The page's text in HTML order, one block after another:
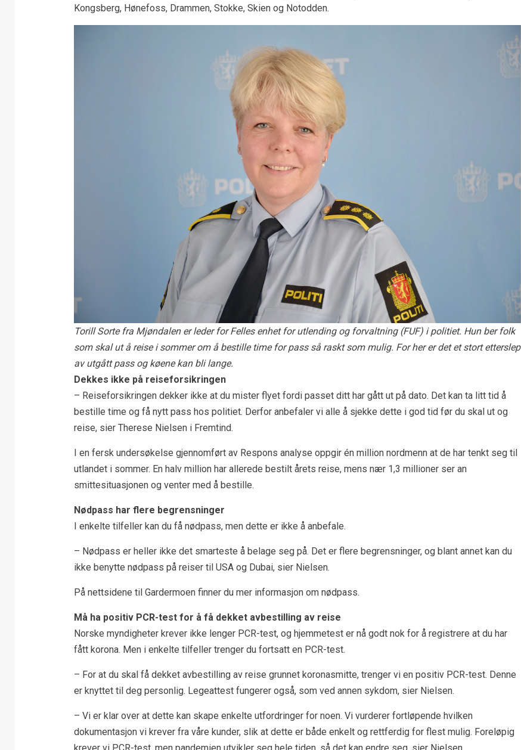
Kongsberg, Hønefoss, Drammen, Stokke, Skien og Notodden.
Torill Sorte fra Mjøndalen er leder for Felles enhet for utlending og forvaltning (FUF) i politiet. Hun ber folk
som skal ut å reise i sommer om å bestille time for pass så raskt som mulig. For her er det et stort etterslep
av utgått pass og køene kan bli lange.
Dekkes ikke på reiseforsikringen
– Reiseforsikringen dekker ikke at du mister flyet fordi passet ditt har gått ut på dato. Det kan ta litt tid å
bestille time og få nytt pass hos politiet. Derfor anbefaler vi alle å sjekke dette i god tid før du skal ut og
reise, sier Therese Nielsen i Fremtind.
I en fersk undersøkelse gjennomført av Respons analyse oppgir én million nordmenn at de har tenkt seg til
utlandet i sommer. En halv million har allerede bestilt årets reise, mens nær 1,3 millioner ser an
smittesituasjonen og venter med å bestille.
Nødpass har flere begrensninger
I enkelte tilfeller kan du få nødpass, men dette er ikke å anbefale.
– Nødpass er heller ikke det smarteste å belage seg på. Det er flere begrensninger, og blant annet kan du
ikke benytte nødpass på reiser til USA og Dubai, sier Nielsen.
På nettsidene til Gardermoen finner du mer informasjon om nødpass.
Må ha positiv PCR-test for å få dekket avbestilling av reise
Norske myndigheter krever ikke lenger PCR-test, og hjemmetest er nå godt nok for å registrere at du har
fått korona. Men i enkelte tilfeller trenger du fortsatt en PCR-test.
– For at du skal få dekket avbestilling av reise grunnet koronasmitte, trenger vi en positiv PCR-test. Denne
er knyttet til deg personlig. Legeattest fungerer også, som ved annen sykdom, sier Nielsen.
– Vi er klar over at dette kan skape enkelte utfordringer for noen. Vi vurderer fortløpende hvilken
dokumentasjon vi krever fra våre kunder, slik at dette er både enkelt og rettferdig for flest mulig. Foreløpig